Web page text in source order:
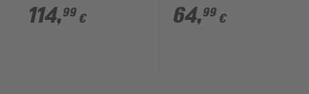
'London' chromfarben
114,99 €
chromfarben
64,99 €